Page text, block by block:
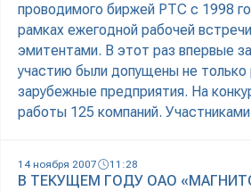
проводимого биржей РТС с 1998
рамках ежегодной рабочей
эмитентами. В этот раз впервые
участию были допущены не только
зарубежные предприятия. На
работы 125 компаний. Участниками
14 ноября 2007 11:28
В ТЕКУЩЕМ ГОДУ ОАО